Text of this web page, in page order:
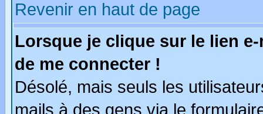
Revenir en haut de page
Lorsque je clique sur le lien
de me connecter !
Désolé, mais seuls les
mails à des gens via le